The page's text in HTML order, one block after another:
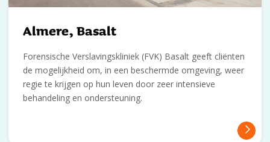
Almere, Basalt
Forensische Verslavingskliniek (FVK) Basalt geeft cliënten
de mogelijkheid om, in een beschermde omgeving, weer
regie te krijgen op hun leven door zeer intensieve
behandeling en ondersteuning.